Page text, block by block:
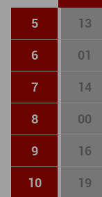
5 13
6 01
7 14
8 00
9 16
10 19